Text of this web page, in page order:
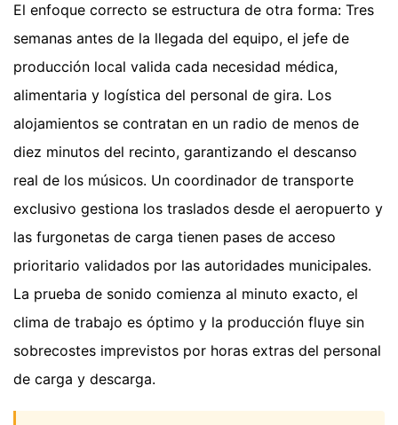
El enfoque correcto se estructura de otra forma: Tres
semanas antes de la llegada del equipo, el jefe de
producción local valida cada necesidad médica,
alimentaria y logística del personal de gira. Los
alojamientos se contratan en un radio de menos de
diez minutos del recinto, garantizando el descanso
real de los músicos. Un coordinador de transporte
exclusivo gestiona los traslados desde el aeropuerto y
las furgonetas de carga tienen pases de acceso
prioritario validados por las autoridades municipales.
La prueba de sonido comienza al minuto exacto, el
clima de trabajo es óptimo y la producción fluye sin
sobrecostes imprevistos por horas extras del personal
de carga y descarga.